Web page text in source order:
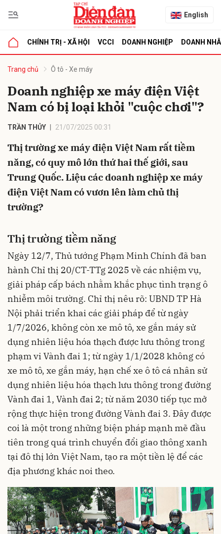
English
CHÍNH TRỊ - XÃ HỘI VCCI DOANH NGHIỆP DOANH
Trang chủ Ô tô - Xe máy
Doanh nghiệp xe máy điện Việt
Nam có bị loại khỏi "cuộc chơi"?
TRẦN THỦY 21/07/2025 00:31
Thị trường xe máy điện Việt Nam rất tiềm
năng, có quy mô lớn thứ hai thế giới, sau
Trung Quốc. Liệu các doanh nghiệp xe máy
điện Việt Nam có vươn lên làm chủ thị
trường?
Thị trường tiềm năng
Ngày 12/7, Thủ tướng Phạm Minh Chính đã ban
hành Chỉ thị 20/CT-TTg 2025 về các nhiệm vụ,
giải pháp cấp bách nhằm khắc phục tình trạng ô
nhiễm môi trường. Chỉ thị nêu rõ: UBND TP Hà
Nội phải triển khai các giải pháp để từ ngày
1/7/2026, không còn xe mô tô, xe gắn máy sử
dụng nhiên liệu hóa thạch được lưu thông trong
phạm vi Vành đai 1; từ ngày 1/1/2028 không có
xe mô tô, xe gắn máy, hạn chế xe ô tô cá nhân sử
dụng nhiên liệu hóa thạch lưu thông trong đường
Vành đai 1, Vành đai 2; từ năm 2030 tiếp tục mở
rộng thực hiện trong đường Vành đai 3. Đây được
coi là một trong những biện pháp mạnh mẽ đầu
tiên trong quá trình chuyển đổi giao thông xanh
tại đô thị lớn Việt Nam, tạo ra một tiền lệ để các
địa phương khác noi theo.
luận
Hủy